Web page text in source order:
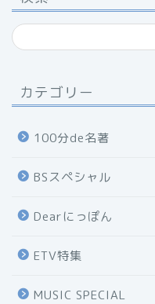
カテゴリー
100分de名著
BSスペシャル
Dearにっぽん
ETV特集
MUSIC SPECIAL